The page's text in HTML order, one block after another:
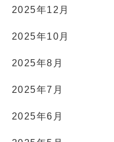
2025年12月
2025年10月
2025年8月
2025年7月
2025年6月